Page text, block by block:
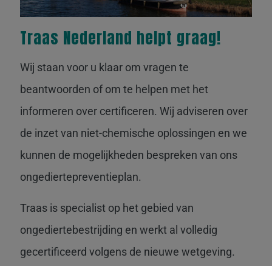
Traas Nederland helpt graag!
Wij staan voor u klaar om vragen te
beantwoorden of om te helpen met het
informeren over certificeren. Wij adviseren over
de inzet van niet-chemische oplossingen en we
kunnen de mogelijkheden bespreken van ons
ongediertepreventieplan.
Traas is specialist op het gebied van
ongediertebestrijding en werkt al volledig
gecertificeerd volgens de nieuwe wetgeving.